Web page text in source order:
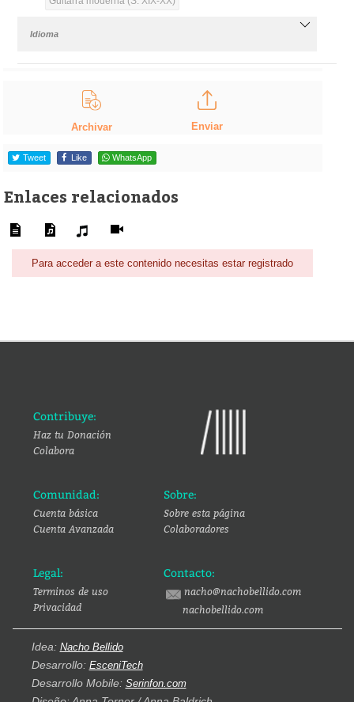
Idioma
Archivar Enviar
Tweet Like WhatsApp
Enlaces relacionados
Para acceder a este contenido necesitas estar registrado
Contribuye:
Haz tu Donación
Colabora
Comunidad:
Cuenta básica
Cuenta Avanzada
Sobre:
Sobre esta página
Colaboradores
Legal:
Terminos de uso
Privacidad
Contacto:
nacho@nachobellido.com
nachobellido.com
Idea: Nacho Bellido
Desarrollo: EsceniTech
Desarrollo Mobile: Serinfon.com